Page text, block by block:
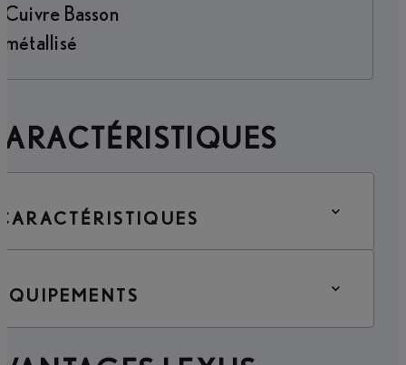
Cuivre Basson
métallisé